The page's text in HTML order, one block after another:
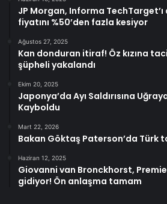
JP Morgan, Informa
fiyatını %50’den fazla kesiyor
Ağustos 27, 2025
Kan donduran itiraf! Öz kızına
şüpheli yakalandı
Ekim 20, 2025
Japonya’da Ayı Saldırısına
Kayboldu
Mart 22, 2026
Bakan Göktaş Paterson’da Türk
Haziran 12, 2025
Giovanni van Bronckhorst,
gidiyor! Ön anlaşma tamam